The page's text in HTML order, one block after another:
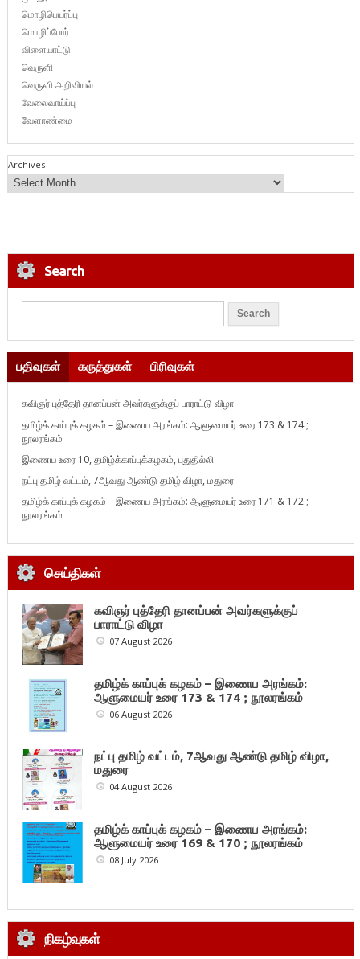
மொழிபெயர்ப்பு
மொழிப்போர்
விளையாட்டு
வெருளி
வெருளி அறிவியல்
வேலைவாய்ப்பு
வேளாண்மை
Archives
Search
பதிவுகள் கருத்துகள் பிரிவுகள்
கவிஞர் புத்தேரி தானப்பன் அவர்களுக்குப் பாராட்டு விழா
தமிழ்க் காப்புக் கழகம் – இணைய அரங்கம்: ஆளுமையர் உரை 173 & 174 ;
நூலரங்கம்
இணைய உரை 10, தமிழ்க்காப்புக்கழகம், புதுதில்லி
நட்பு தமிழ் வட்டம், 7ஆவது ஆண்டு தமிழ் விழா, மதுரை
தமிழ்க் காப்புக் கழகம் – இணைய அரங்கம்: ஆளுமையர் உரை 171 & 172 ;
நூலரங்கம்
செய்திகள்
கவிஞர் புத்தேரி தானப்பன் அவர்களுக்குப்
பாராட்டு விழா
07 August 2026
தமிழ்க் காப்புக் கழகம் – இணைய அரங்கம்:
ஆளுமையர் உரை 173 & 174 ; நூலரங்கம்
06 August 2026
நட்பு தமிழ் வட்டம், 7ஆவது ஆண்டு தமிழ் விழா,
மதுரை
04 August 2026
தமிழ்க் காப்புக் கழகம் – இணைய அரங்கம்:
ஆளுமையர் உரை 169 & 170 ; நூலரங்கம்
08 July 2026
நிகழ்வுகள்